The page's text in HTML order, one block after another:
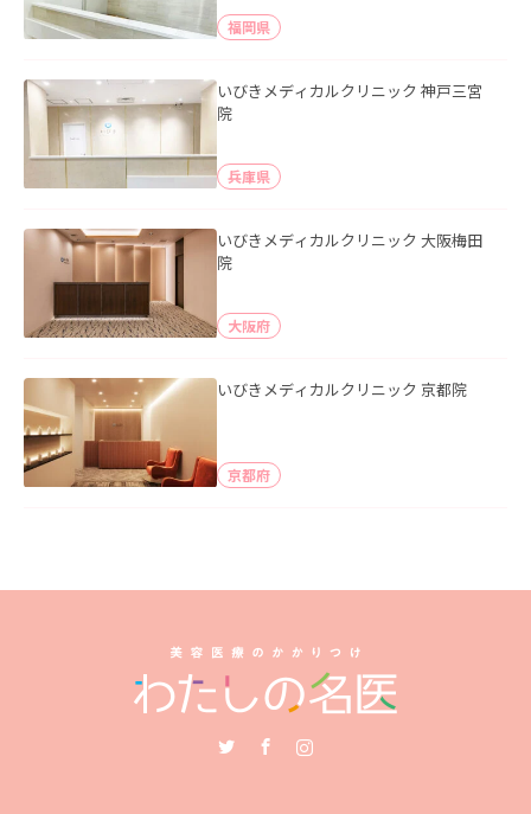
福岡県
いびきメディカルクリニック 神戸三宮
院
兵庫県
いびきメディカルクリニック 大阪梅田
院
大阪府
いびきメディカルクリニック 京都院
京都府